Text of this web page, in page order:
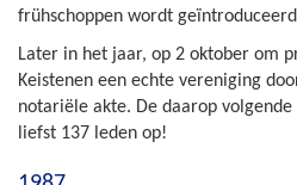
frühschoppen wordt
Later in het jaar, op 2 oktober om
Keistenen een echte vereniging
notariële akte. De daarop
liefst 137 leden op!